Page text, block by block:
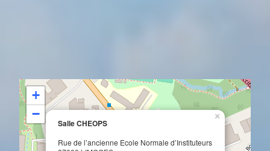
Salle CHEOPS
Rue de l’ancienne Ecole Normale d’Instituteurs
×
+
−